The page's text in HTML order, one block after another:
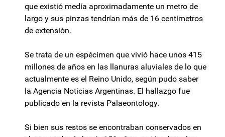
que existió medía aproximadamente un metro de
largo y sus pinzas tendrían más de 16 centímetros
de extensión.
Se trata de un espécimen que vivió hace unos 415
millones de años en las llanuras aluviales de lo que
actualmente es el Reino Unido, según pudo saber
la Agencia Noticias Argentinas. El hallazgo fue
publicado en la revista Palaeontology.
Si bien sus restos se encontraban conservados en